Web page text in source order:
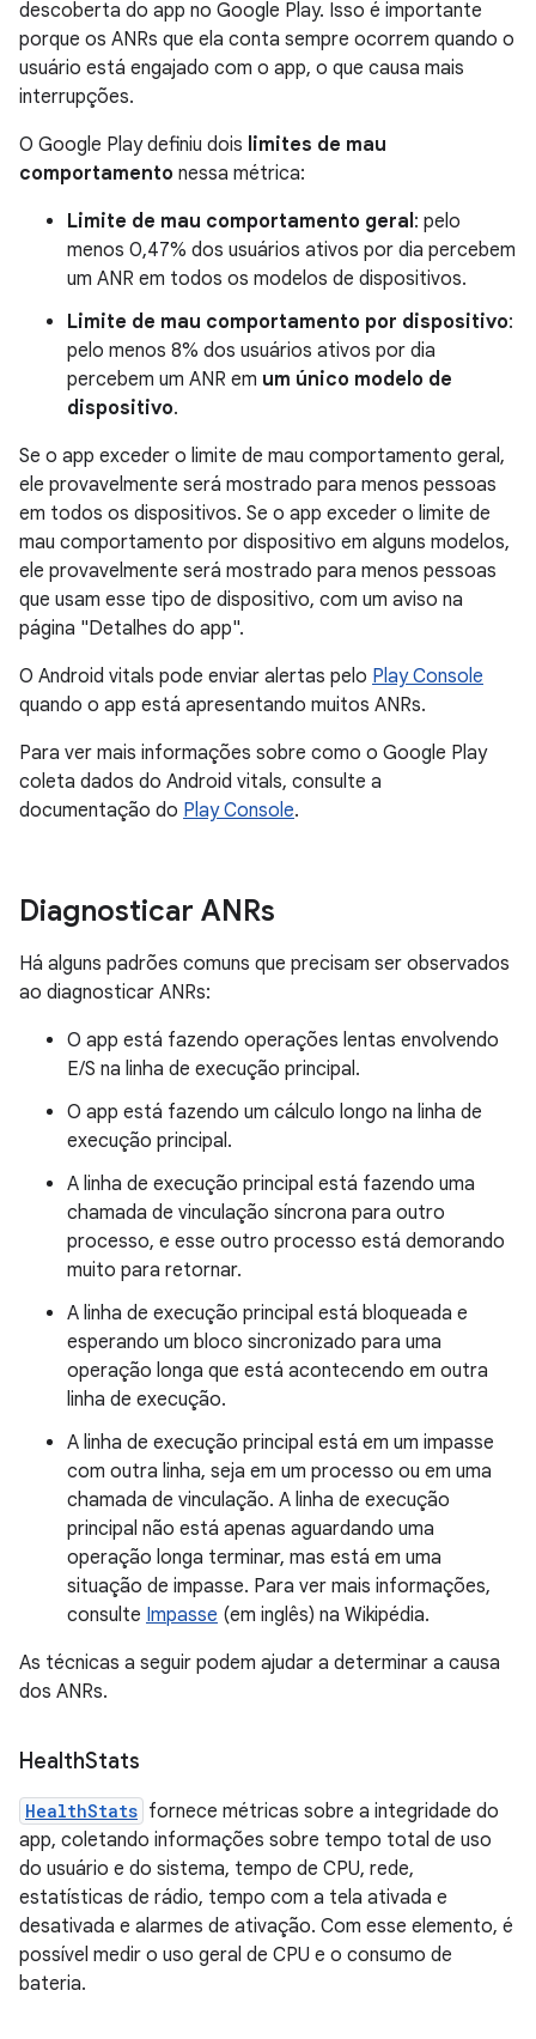
descoberta do app no Google Play. Isso é importante
porque os ANRs que ela conta sempre ocorrem quando o
usuário está engajado com o app, o que causa mais
interrupções.
O Google Play definiu dois limites de mau
comportamento nessa métrica:
Limite de mau comportamento geral: pelo
menos 0,47% dos usuários ativos por dia percebem
um ANR em todos os modelos de dispositivos.
Limite de mau comportamento por dispositivo:
pelo menos 8% dos usuários ativos por dia
percebem um ANR em um único modelo de
dispositivo.
Se o app exceder o limite de mau comportamento geral,
ele provavelmente será mostrado para menos pessoas
em todos os dispositivos. Se o app exceder o limite de
mau comportamento por dispositivo em alguns modelos,
ele provavelmente será mostrado para menos pessoas
que usam esse tipo de dispositivo, com um aviso na
página "Detalhes do app".
O Android vitals pode enviar alertas pelo Play Console
quando o app está apresentando muitos ANRs.
Para ver mais informações sobre como o Google Play
coleta dados do Android vitals, consulte a
documentação do Play Console.
Diagnosticar ANRs
Há alguns padrões comuns que precisam ser observados
ao diagnosticar ANRs:
O app está fazendo operações lentas envolvendo
E/S na linha de execução principal.
O app está fazendo um cálculo longo na linha de
execução principal.
A linha de execução principal está fazendo uma
chamada de vinculação síncrona para outro
processo, e esse outro processo está demorando
muito para retornar.
A linha de execução principal está bloqueada e
esperando um bloco sincronizado para uma
operação longa que está acontecendo em outra
linha de execução.
A linha de execução principal está em um impasse
com outra linha, seja em um processo ou em uma
chamada de vinculação. A linha de execução
principal não está apenas aguardando uma
operação longa terminar, mas está em uma
situação de impasse. Para ver mais informações,
consulte Impasse (em inglês) na Wikipédia.
As técnicas a seguir podem ajudar a determinar a causa
dos ANRs.
HealthStats
HealthStats fornece métricas sobre a integridade do
app, coletando informações sobre tempo total de uso
do usuário e do sistema, tempo de CPU, rede,
estatísticas de rádio, tempo com a tela ativada e
desativada e alarmes de ativação. Com esse elemento, é
possível medir o uso geral de CPU e o consumo de
bateria.